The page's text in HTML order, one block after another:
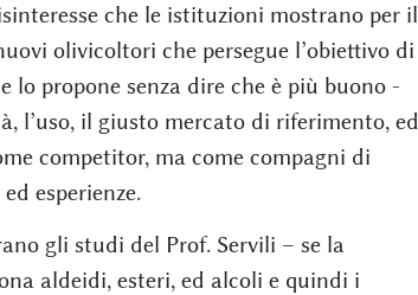
che le istituzioni mostrano per il
olivicoltori che persegue l’obiettivo di
propone senza dire che è più buono -
l’uso, il giusto mercato di riferimento, ed
competitor, ma come compagni di
esperienze.
gli studi del Prof. Servili – se la
aldeidi, esteri, ed alcoli e quindi i